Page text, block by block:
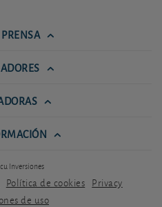
Inversiones
Política de cookies Privacy
de uso